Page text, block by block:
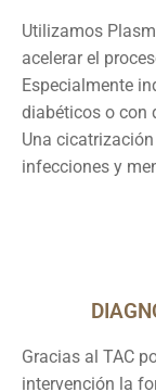
Utilizamos
acelerar el
Especialmente
diabéticos o con
Una
infecciones y
Gracias al TAC
intervención la